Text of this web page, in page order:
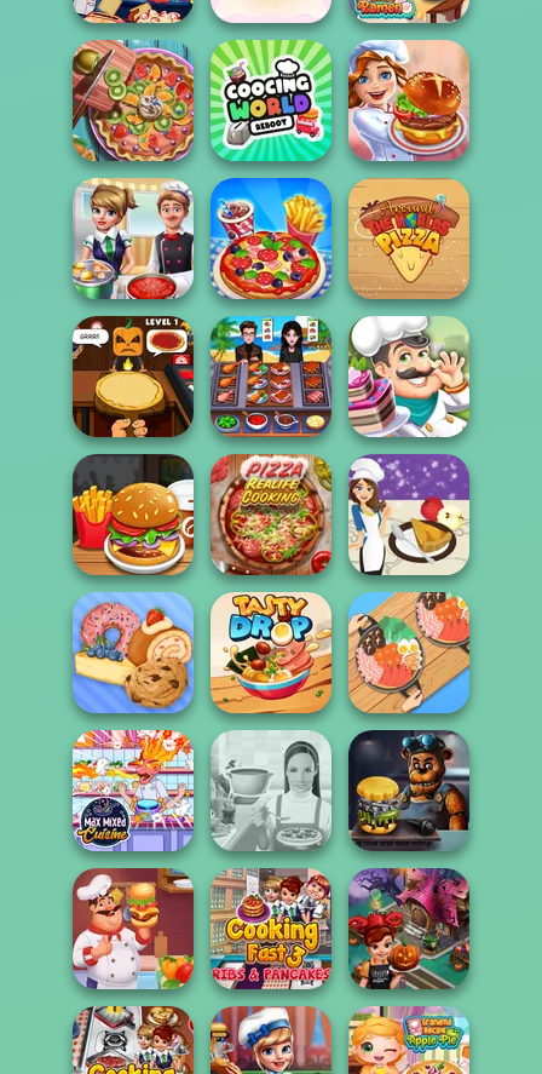
Nickelodeon
Cooking Contest
Cupcake Shop
Grandma Recipe
Ramen
Pie Real Life
Cooking
Cooking World
Reborn
Cooking Festival
Cooking Frenzy Cooking Live
Around the
Worlds Pizza
Halloween
Pizzeria
Cooking Chef -
Food Fever
Cake Shop
Burger Shop
Pizza Real Life
Cooking
French Apple Pie
- Cooking wit...
Bakery Shop Tasty Drop Hot Pot Rush
Max Mixed
Cuisine
Whats For Dinner FNAF Burger